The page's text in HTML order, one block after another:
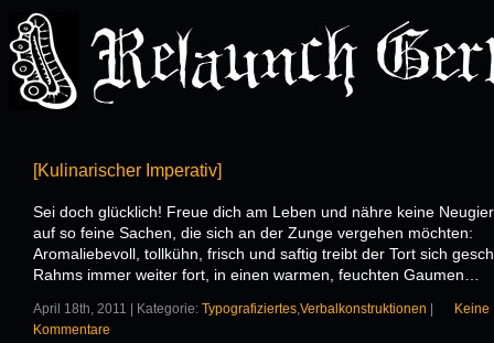
[Kulinarischer Imperativ]
Sei doch glücklich! Freue dich am Leben und nähre keine
auf so feine Sachen, die sich an der Zunge vergehen möchten:
Aromaliebevoll, tollkühn, frisch und saftig treibt der Tort sich
Rahms immer weiter fort, in einen warmen, feuchten Gaumen…
April 18th, 2011 | Kategorie: Typografiziertes,Verbalkonstruktionen
Keine
Kommentare